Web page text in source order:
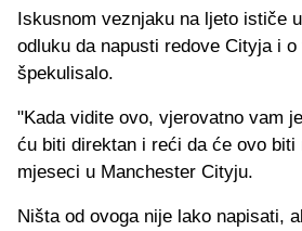
Iskusnom veznjaku na ljeto ističe
odluku da napusti redove Cityja i
špekulisalo.
"Kada vidite ovo, vjerovatno vam
ću biti direktan i reći da će ovo biti
mjeseci u Manchester Cityju.
Ništa od ovoga nije lako napisati,